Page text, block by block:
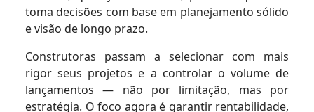
toma decisões com base em planejamento sólido
e visão de longo prazo.
Construtoras passam a selecionar com mais
rigor seus projetos e a controlar o volume de
lançamentos — não por limitação, mas por
estratégia. O foco agora é garantir rentabilidade,